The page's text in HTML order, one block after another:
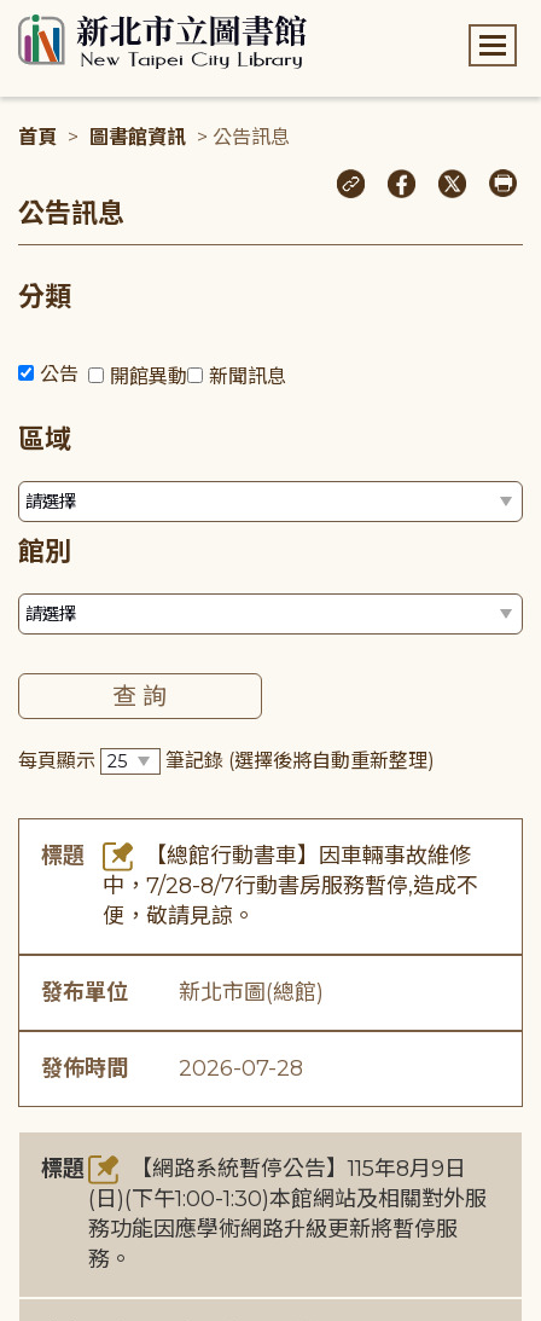
首頁 > 圖書館資訊 > 公告訊息
公告訊息
分類
公告 開館異動 新聞訊息
區域
館別
每頁顯示 筆記錄 (選擇後將自動重新整理)
標題
【總館行動書車】因車輛事故維修
中，7/28-8/7行動書房服務暫停,造成不
便，敬請見諒。
發布單位 新北市圖(總館)
發佈時間 2026-07-28
標題
【網路系統暫停公告】115年8月9日
(日)(下午1:00-1:30)本館網站及相關對外服
務功能因應學術網路升級更新將暫停服
務。